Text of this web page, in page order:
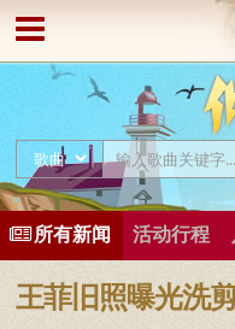
所有新闻 活动行程
王菲旧照曝光洗